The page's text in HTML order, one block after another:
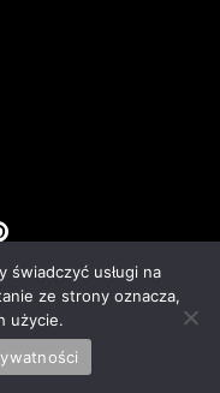
świadczyć usługi na
ze strony oznacza,
użycie.
polityka prywatności